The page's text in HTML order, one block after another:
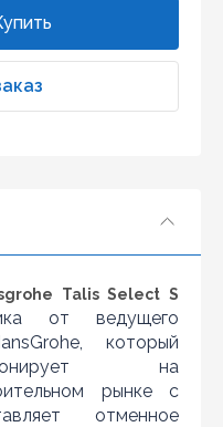
Talis Select S
от ведущего
который
на
рынке с
отменное